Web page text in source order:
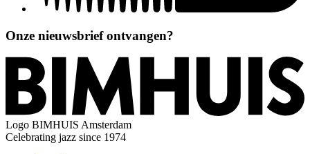
Onze nieuwsbrief ontvangen?
Logo BIMHUIS Amsterdam
Celebrating jazz since 1974